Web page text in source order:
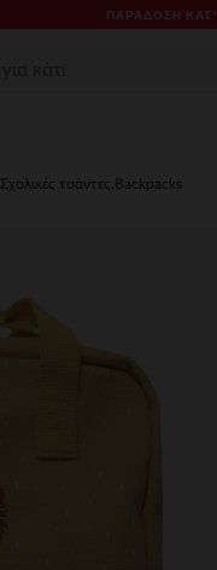
ΠΑΡΆΔΟΣΗ ΚΑΤ'
Σχολικές τσάντες,Backpacks